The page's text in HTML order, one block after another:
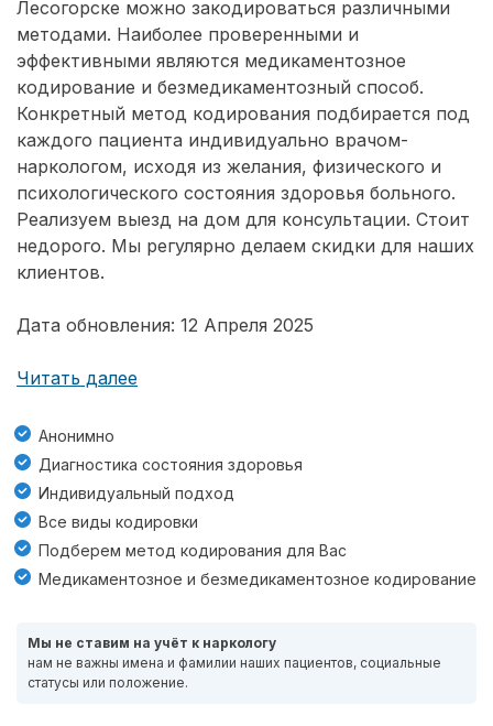
Лесогорске можно закодироваться различными
методами. Наиболее проверенными и
эффективными являются медикаментозное
кодирование и безмедикаментозный способ.
Конкретный метод кодирования подбирается под
каждого пациента индивидуально врачом-
наркологом, исходя из желания, физического и
психологического состояния здоровья больного.
Реализуем выезд на дом для консультации. Стоит
недорого. Мы регулярно делаем скидки для наших
клиентов.
Дата обновления: 12 Апреля 2025
Читать далее
Анонимно
Диагностика состояния здоровья
Индивидуальный подход
Все виды кодировки
Подберем метод кодирования для Вас
Медикаментозное и безмедикаментозное кодирование
Мы не ставим на учёт к наркологу
нам не важны имена и фамилии наших пациентов, социальные
статусы или положение.